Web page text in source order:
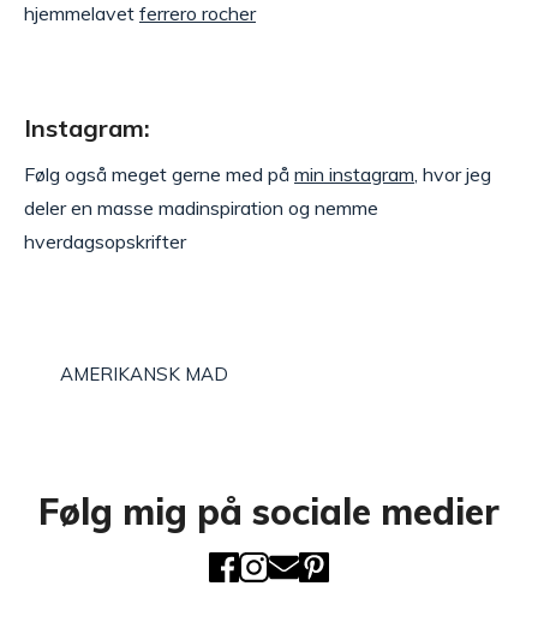
hjemmelavet ferrero rocher
Instagram:
Følg også meget gerne med på min instagram, hvor jeg
deler en masse madinspiration og nemme
hverdagsopskrifter
AMERIKANSK MAD
Følg mig på sociale medier